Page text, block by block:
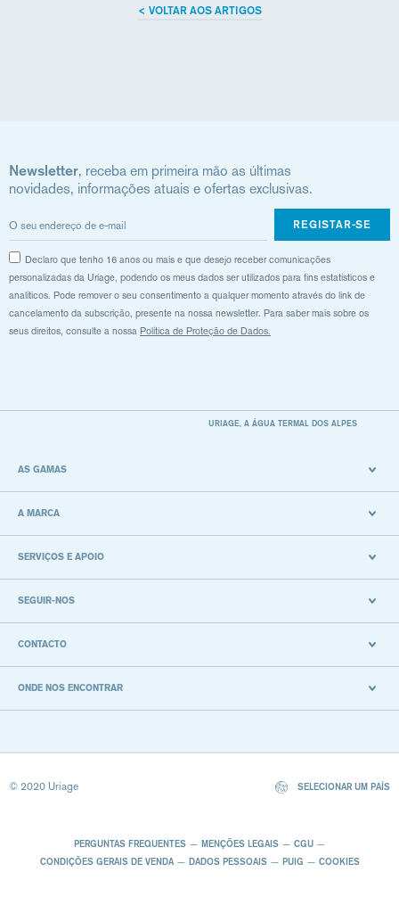
< VOLTAR AOS ARTIGOS
Newsletter, receba em primeira mão as últimas
novidades, informações atuais e ofertas exclusivas.
REGISTAR-SE
Declaro que tenho 16 anos ou mais e que desejo receber comunicações
personalizadas da Uriage, podendo os meus dados ser utilizados para fins estatísticos e
analíticos. Pode remover o seu consentimento a qualquer momento através do link de
cancelamento da subscrição, presente na nossa newsletter. Para saber mais sobre os
seus direitos, consulte a nossa Política de Proteção de Dados.
URIAGE, A ÁGUA TERMAL DOS ALPES
AS GAMAS
A MARCA
SERVIÇOS E APOIO
SEGUIR-NOS
CONTACTO
ONDE NOS ENCONTRAR
© 2020 Uriage
PERGUNTAS FREQUENTES MENÇÕES LEGAIS
CGU
CONDIÇÕES GERAIS DE VENDA
DADOS PESSOAIS PUIG COOKIES
SELECIONAR UM PAÍS